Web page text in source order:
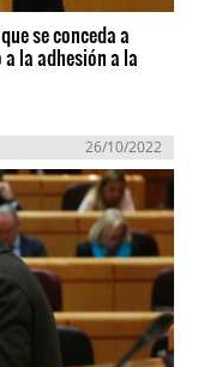
se conceda a
la adhesión a la
26/10/2022